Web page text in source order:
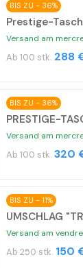
BIS ZU - 36%
Prestige-
Versand am
Ab 100 stk. 288
BIS ZU - 36%
PRESTIGE-
Versand am
Ab 100 stk. 320
BIS ZU - 11%
UMSCHLAG
Versand am
Ab 250 stk. 150